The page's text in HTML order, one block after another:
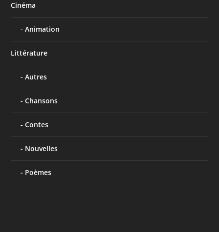
Cinéma
Animation
Littérature
Autres
Chansons
Contes
Nouvelles
Poèmes